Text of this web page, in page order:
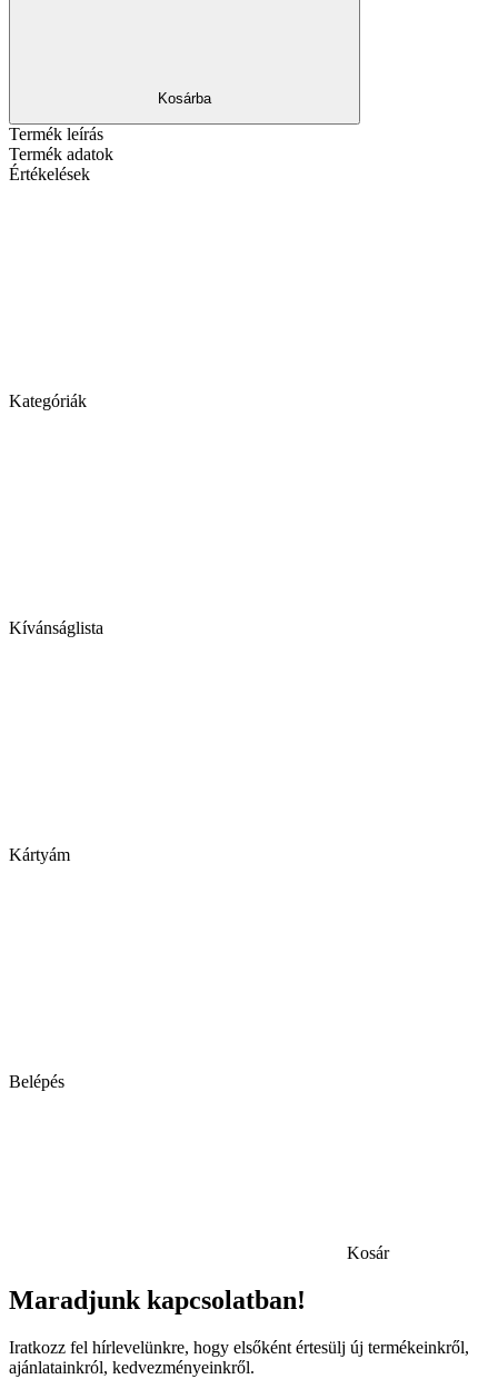
Kosárba
Termék leírás
Termék adatok
Értékelések
Kategóriák
Kívánságlista
Kártyám
Belépés
Kosár
Maradjunk kapcsolatban!
Iratkozz fel hírlevelünkre, hogy elsőként értesülj új termékeinkről,
ajánlatainkról, kedvezményeinkről.